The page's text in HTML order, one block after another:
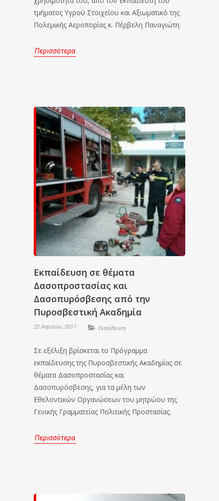
τμήματος Υγρού Στοιχείου και Αξιωματικό της
Πολεμικής Αεροπορίας κ. Πέρβελη Παναγιώτη.
Περισσότερα
Εκπαίδευση σε θέματα
Δασοπροστασίας και
Δασοπυρόσβεσης από την
Πυροσβεστική Ακαδημία
22 Απριλίου, 2017 Εκπαίδευση
Σε εξέλιξη βρίσκεται το Πρόγραμμα
εκπαίδευσης της Πυροσβεστικής Ακαδημίας σε
θέματα Δασοπροστασίας και
Δασοπυρόσβεσης, για τα μέλη των
Εθελοντικών Οργανώσεων του μητρώου της
Γενικής Γραμματείας Πολιτικής Προστασίας.
Περισσότερα